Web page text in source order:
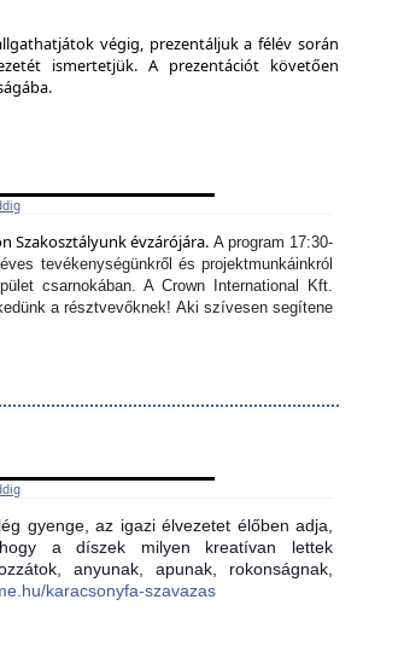
végig, prezentáljuk a félév során
ismertetjük.A prezentációt követően
Szakosztályunk évzárójára. A program 17:30-
tevékenységünkről és projektmunkáinkról
csarnokában. A Crown International Kft.
a résztvevőknek! Aki szívesen segítene
gyenge, az igazi élvezetet élőben adja,
a díszek milyen kreatívan lettek
anyunak, apunak, rokonságnak,
karacsonyfa-szavazas